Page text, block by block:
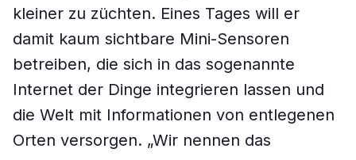
kleiner zu züchten. Eines Tages will er
damit kaum sichtbare Mini-Sensoren
betreiben, die sich in das sogenannte
Internet der Dinge integrieren lassen und
die Welt mit Informationen von entlegenen
Orten versorgen. „Wir nennen das